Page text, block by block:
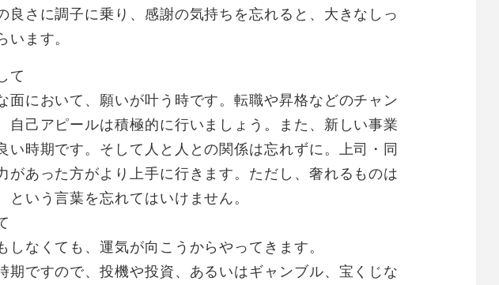
良さに調子に乗り、感謝の気持ちを忘れると、大きなしっ
います。
て
面において、願いが叶う時です。転職や昇格などのチャン
自己アピールは積極的に行いましょう。また、新しい事業
い時期です。そして人と人との関係は忘れずに。上司・同
があった方がより上手に行きます。ただし、奢れるものは
という言葉を忘れてはいけません。
しなくても、運気が向こうからやってきます。
期ですので、投機や投資、あるいはギャンブル、宝くじな